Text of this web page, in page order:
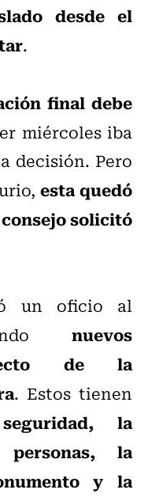
desde el
.
final debe
miércoles iba
decisión. Pero
esta quedó
solicitó
un oficio al
nuevos
de la
. Estos tienen
la
la
y la